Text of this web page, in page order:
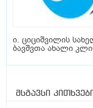
ი. ციციშვილის
ბავშვთა ახალი
მსგავსი კითხვები